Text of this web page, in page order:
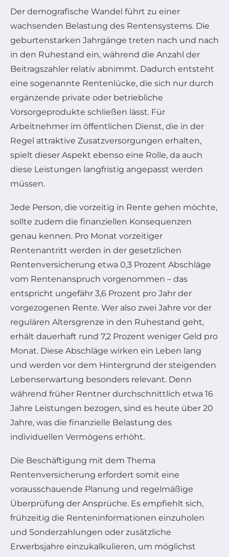
Der demografische Wandel führt zu einer
wachsenden Belastung des Rentensystems. Die
geburtenstarken Jahrgänge treten nach und nach
in den Ruhestand ein, während die Anzahl der
Beitragszahler relativ abnimmt. Dadurch entsteht
eine sogenannte Rentenlücke, die sich nur durch
ergänzende private oder betriebliche
Vorsorgeprodukte schließen lässt. Für
Arbeitnehmer im öffentlichen Dienst, die in der
Regel attraktive Zusatzversorgungen erhalten,
spielt dieser Aspekt ebenso eine Rolle, da auch
diese Leistungen langfristig angepasst werden
müssen.
Jede Person, die vorzeitig in Rente gehen möchte,
sollte zudem die finanziellen Konsequenzen
genau kennen. Pro Monat vorzeitiger
Rentenantritt werden in der gesetzlichen
Rentenversicherung etwa 0,3 Prozent Abschläge
vom Rentenanspruch vorgenommen – das
entspricht ungefähr 3,6 Prozent pro Jahr der
vorgezogenen Rente. Wer also zwei Jahre vor der
regulären Altersgrenze in den Ruhestand geht,
erhält dauerhaft rund 7,2 Prozent weniger Geld pro
Monat. Diese Abschläge wirken ein Leben lang
und werden vor dem Hintergrund der steigenden
Lebenserwartung besonders relevant. Denn
während früher Rentner durchschnittlich etwa 16
Jahre Leistungen bezogen, sind es heute über 20
Jahre, was die finanzielle Belastung des
individuellen Vermögens erhöht.
Die Beschäftigung mit dem Thema
Rentenversicherung erfordert somit eine
vorausschauende Planung und regelmäßige
Überprüfung der Ansprüche. Es empfiehlt sich,
frühzeitig die Renteninformationen einzuholen
und Sonderzahlungen oder zusätzliche
Erwerbsjahre einzukalkulieren, um möglichst